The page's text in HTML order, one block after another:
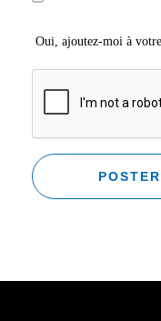
Oui, ajoutez-moi à